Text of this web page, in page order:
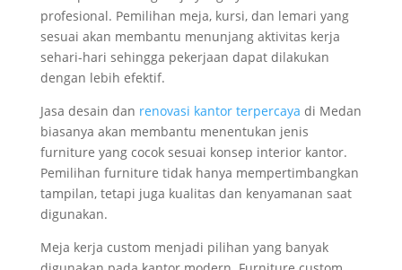
profesional. Pemilihan meja, kursi, dan lemari yang
sesuai akan membantu menunjang aktivitas kerja
sehari-hari sehingga pekerjaan dapat dilakukan
dengan lebih efektif.
Jasa desain dan renovasi kantor terpercaya di Medan
biasanya akan membantu menentukan jenis
furniture yang cocok sesuai konsep interior kantor.
Pemilihan furniture tidak hanya mempertimbangkan
tampilan, tetapi juga kualitas dan kenyamanan saat
digunakan.
Meja kerja custom menjadi pilihan yang banyak